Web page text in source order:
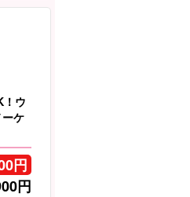
ウ
ケ
円
円